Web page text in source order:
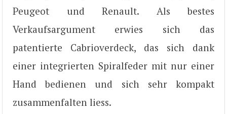
Peugeot und Renault. Als bestes
Verkaufsargument erwies sich das
patentierte Cabrioverdeck, das sich dank
einer integrierten Spiralfeder mit nur einer
Hand bedienen und sich sehr kompakt
zusammenfalten liess.